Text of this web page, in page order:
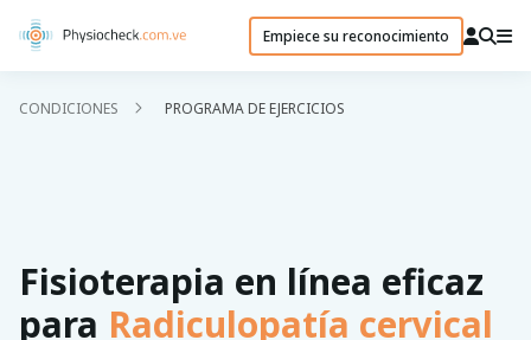
Empiece su reconocimiento
CONDICIONES PROGRAMA DE EJERCICIOS
Fisioterapia en línea eficaz
para Radiculopatía cervical